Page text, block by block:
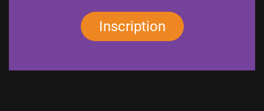
Inscription